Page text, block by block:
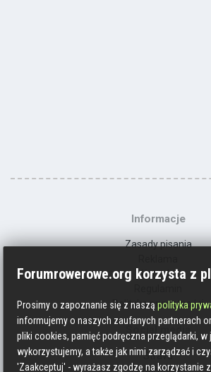
Informacje
Zasady pisania
Kontakt
Polityka prywatności
Social media
Strava
Forumrowerowe.org korzysta z
Prosimy o zapoznanie się z nasząpolityka
informujemy o naszych zaufanych partnerach
pliki cookies, pamięć podręczna przeglądarki, w
wykorzystujemy, a także jak nimi zarządzać i
'Zaakceptuj' - wyrażasz zgodzę na korzystanie